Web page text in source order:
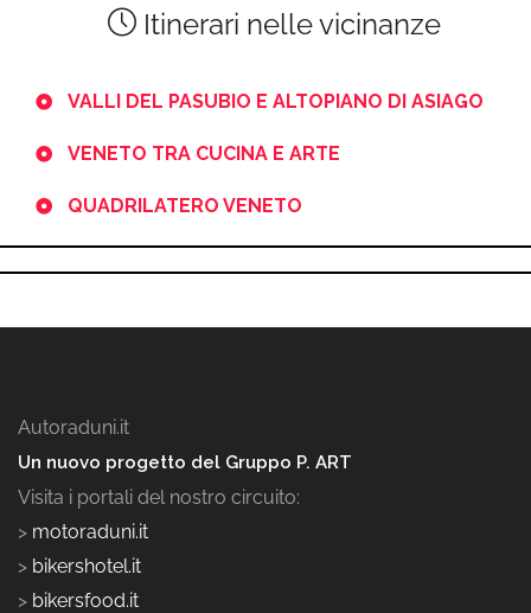
Itinerari nelle vicinanze
VALLI DEL PASUBIO E ALTOPIANO DI ASIAGO
VENETO TRA CUCINA E ARTE
QUADRILATERO VENETO
Autoraduni.it
Un nuovo progetto del Gruppo P. ART
Visita i portali del nostro circuito:
> motoraduni.it
> bikershotel.it
> bikersfood.it